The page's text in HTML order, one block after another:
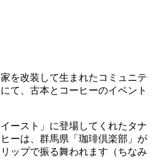
を改装して生まれたコミュニテ
て、古本とコーヒーのイベント
ースト」に登場してくれたタナ
ーは、群馬県「珈琲倶楽部」が
ップで振る舞われます（ちなみ